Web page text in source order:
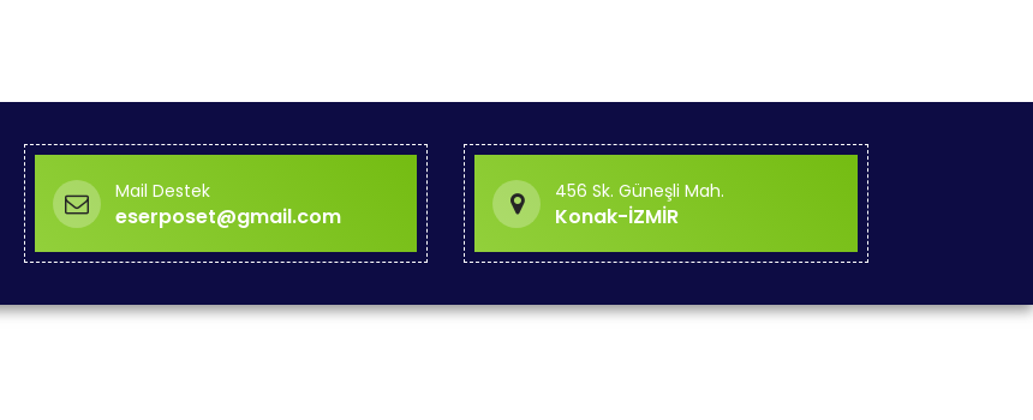
Mail Destek
eserposet@gmail.com
456 Sk. Güneşli Mah.
Konak-İZMİR